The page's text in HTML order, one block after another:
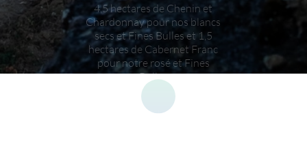
4,5 hectares de Chenin et
Chardonnay pour nos blancs
secs et Fines Bulles et 1,5
hectares de Cabernet Franc
pour notre rosé et Fines
Bulles
CHINON